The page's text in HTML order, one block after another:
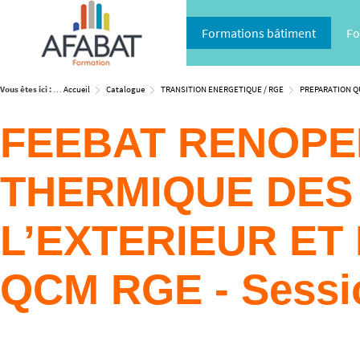
Formations bâtiment
Vous êtes ici : Accueil Catalogue TRANSITION ENERGETIQUE / RGE PREPARATION
FEEBAT
THERMIQUE
L’EXTERIEUR
QCM RGE -